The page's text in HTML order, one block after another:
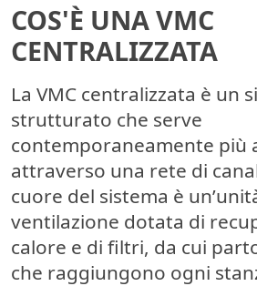
COS'È UNA VMC
CENTRALIZZATA
La VMC centralizzata è un
strutturato che serve
contemporaneamente più
attraverso una rete di
cuore del sistema è un’
ventilazione dotata di
calore e di filtri, da cui
che raggiungono ogni